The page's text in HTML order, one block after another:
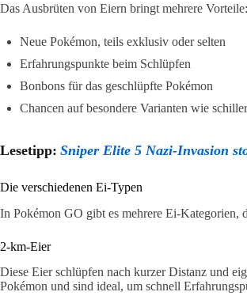
Das Ausbrüten von Eiern bringt mehrere Vorteile:
Neue Pokémon, teils exklusiv oder selten
Erfahrungspunkte beim Schlüpfen
Bonbons für das geschlüpfte Pokémon
Chancen auf besondere Varianten wie
Lesetipp: Sniper Elite 5 Nazi-Invasion
Die verschiedenen Ei-Typen
In Pokémon GO gibt es mehrere Ei-Kategorien,
2-km-Eier
Diese Eier schlüpfen nach kurzer Distanz und
Pokémon und sind ideal, um schnell